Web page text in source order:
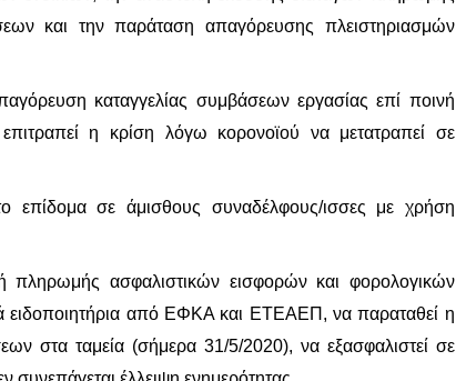
και την παράταση απαγόρευσης πλειστηριασμών
καταγγελίας συμβάσεων εργασίας επί ποινή
η κρίση λόγω κορονοϊού να μετατραπεί σε
επίδομα σε άμισθους συναδέλφους/ισσες με χρήση
πληρωμής ασφαλιστικών εισφορών και φορολογικών
από ΕΦΚΑ και ΕΤΕΑΕΠ, να παραταθεί η
στα ταμεία (σήμερα 31/5/2020), να εξασφαλιστεί σε